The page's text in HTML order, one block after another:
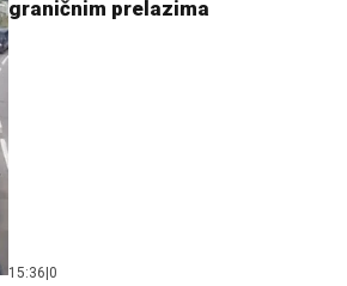
graničnim prelazima
15:36|0